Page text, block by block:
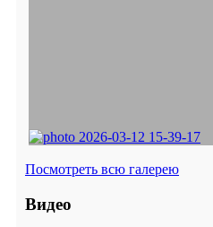
Посмотреть всю галерею
Видео